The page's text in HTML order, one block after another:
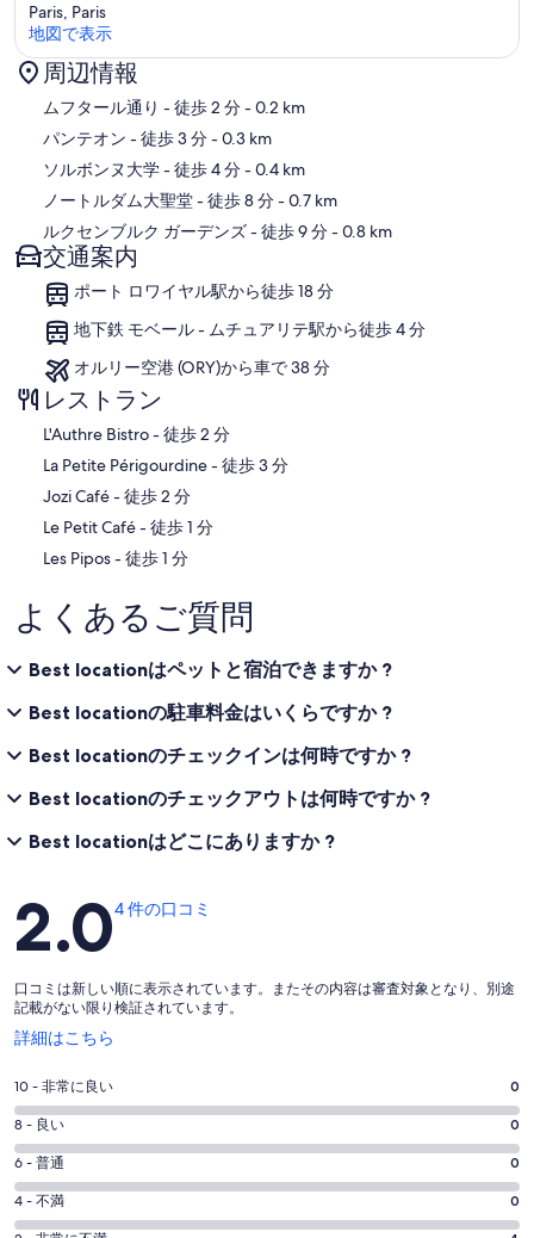
地図
Paris, Paris
地図で表示
周辺情報
ムフタール通り - 徒歩 2 分- 0.2 km
パンテオン - 徒歩 3 分- 0.3 km
ソルボンヌ大学- 徒歩 4 分- 0.4 km
ノートルダム大聖堂- 徒歩 8 分- 0.7 km
ルクセンブルク ガーデンズ- 徒歩 9 分- 0.8 km
交通案内
ポート ロワイヤル駅から徒歩 18 分
地下鉄 モベール - ムチュアリテ駅から徒歩 4 分
オルリー空港 (ORY)から車で 38 分
レストラン
‪L'Authre Bistro - ‬徒歩 2 分
‪La Petite Périgourdine - ‬徒歩 3 分
‪Jozi Café - ‬徒歩 2 分
‪Le Petit Café - ‬徒歩 1 分
‪Les Pipos - ‬徒歩 1 分
よくあるご質問
Best locationはペットと宿泊できますか ?
Best locationの駐車料金はいくらですか ?
Best locationのチェックインは何時ですか ?
Best locationのチェックアウトは何時ですか ?
Best locationはどこにありますか ?
口
コ
2.04 件の口コミ
口コミは新しい順に表示されています。またその内容は審査対象となり、別途
記載がない限り検証されています。
詳細はこちら
新
い
ウ
ィ
ン
ド
ウ
で
開
評
価
10
-
4
件
10 - 非常に良い 0
評
価
8
-
4
8 - 良い 0
評
価
6
6 - 普通 0
評
価
4 - 不満 0